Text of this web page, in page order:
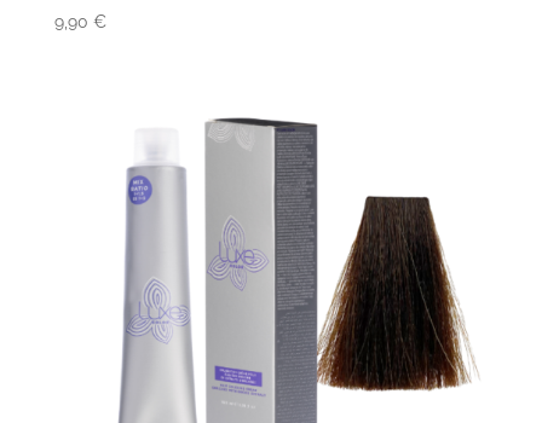
9,90 €